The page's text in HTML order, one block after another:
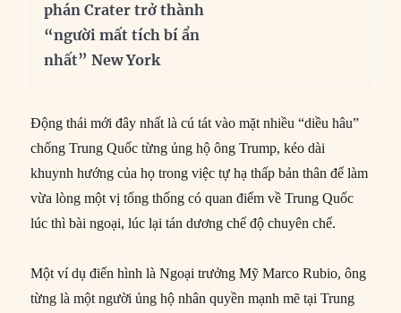
phán Crater trở thành
“người mất tích bí ẩn
nhất” New York
Động thái mới đây nhất là cú tát vào mặt nhiều “diều hâu”
chống Trung Quốc từng ủng hộ ông Trump, kéo dài
khuynh hướng của họ trong việc tự hạ thấp bản thân để làm
vừa lòng một vị tổng thống có quan điểm về Trung Quốc
lúc thì bài ngoại, lúc lại tán dương chế độ chuyên chế.
Một ví dụ điển hình là Ngoại trưởng Mỹ Marco Rubio, ông
từng là một người ủng hộ nhân quyền mạnh mẽ tại Trung